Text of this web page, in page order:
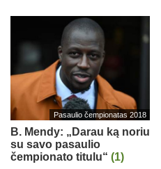
Pasaulio čempionatas 2018
B. Mendy: „Darau ką noriu
su savo pasaulio
čempionato titulu“ (1)